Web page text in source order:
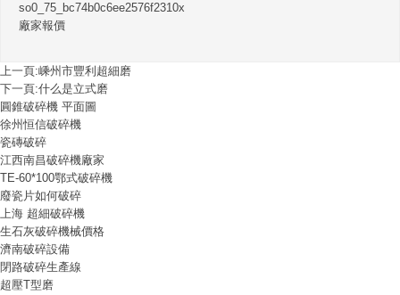
so0_75_bc74b0c6ee2576f2310x
廠家報價
上一頁:嵊州市豐利超細磨
下一頁:什么是立式磨
圓錐破碎機 平面圖
徐州恒信破碎機
瓷磚破碎
江西南昌破碎機廠家
TE-60*100鄂式破碎機
廢瓷片如何破碎
上海 超細破碎機
生石灰破碎機械價格
濟南破碎設備
閉路破碎生產線
超壓T型磨